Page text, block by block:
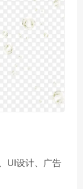
UI设计、广告